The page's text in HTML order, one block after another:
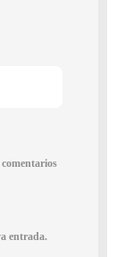
entrada.